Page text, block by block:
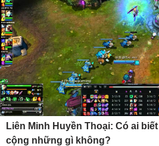
Liên Minh Huyền Thoại: Có ai
cộng những gì không?